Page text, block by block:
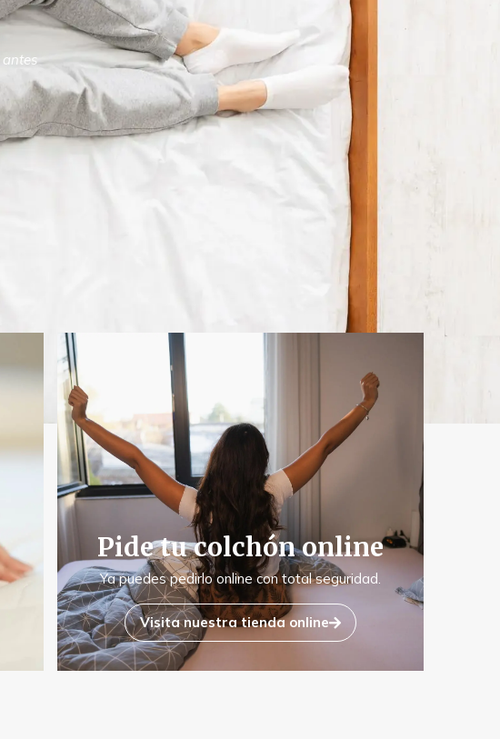
antes
Pide tu colchón online
Ya puedes pedirlo online con total seguridad.
Visita nuestra tienda online